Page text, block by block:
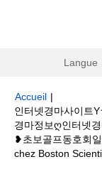
Langue
Accueil |
인터넷경마사이트
경마정보ღ인터넷
❥초보골프동호회
chez Boston